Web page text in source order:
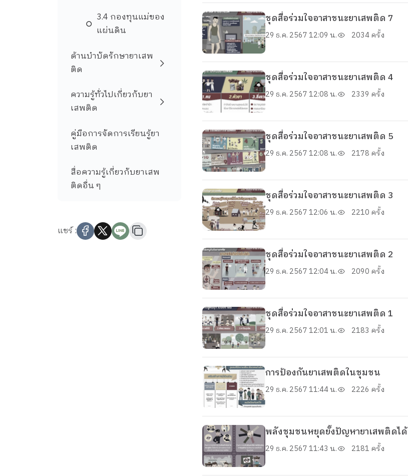
3.4 กองทุนแม่ของ
แผ่นดิน
ด้านบำบัดรักษายาเสพ
ติด
ความรู้ทั่วไปเกี่ยวกับยา
เสพติด
คู่มือการจัดการเรียนรู้ยา
เสพติด
สื่อความรู้เกี่ยวกับยาเสพ
ติดอื่น ๆ
แชร์ :
ชุดสื่อร่วมใจอาสาชนะยาเสพติด 7
29 ธ.ค. 2567 12:09 น. 2034 ครั้ง
ชุดสื่อร่วมใจอาสาชนะยาเสพติด 4
29 ธ.ค. 2567 12:08 น. 2339 ครั้ง
ชุดสื่อร่วมใจอาสาชนะยาเสพติด 5
29 ธ.ค. 2567 12:08 น. 2178 ครั้ง
ชุดสื่อร่วมใจอาสาชนะยาเสพติด 3
29 ธ.ค. 2567 12:06 น. 2210 ครั้ง
ชุดสื่อร่วมใจอาสาชนะยาเสพติด 2
29 ธ.ค. 2567 12:04 น. 2090 ครั้ง
ชุดสื่อร่วมใจอาสาชนะยาเสพติด 1
29 ธ.ค. 2567 12:01 น. 2183 ครั้ง
การป้องกันยาเสพติดในชุมชน
29 ธ.ค. 2567 11:44 น. 2226 ครั้ง
พลังชุมชนหยุดยั้งปัญหายาเสพติดได้
29 ธ.ค. 2567 11:43 น. 2181 ครั้ง